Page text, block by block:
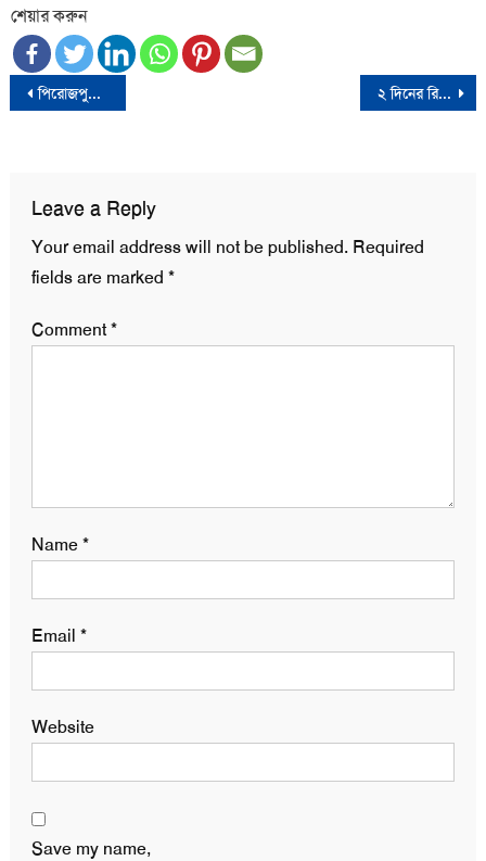
শেয়ার করুন
Post
পিরোজপুরে বাস চাপায় নিহত বাবা-ছেলে ২ দিনের রিমান্ডে মহানবী (সা.)কে নিয়ে কটূক্তিকারী কবি সোহেল
Leave a Reply
Your email address will not be published. Required
fields are marked *
Comment*
Name*
Email *
Website
Save my name,